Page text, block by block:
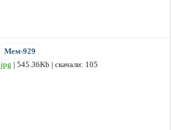
Мем-929
jpg | 545.36Kb | скачали: 105